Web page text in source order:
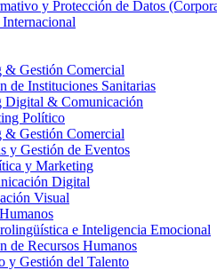
y Protección de Datos
Gestión Comercial
de Instituciones Sanitarias
Digital & Comunicación
Político
Gestión Comercial
y Gestión de Eventos
y Marketing
Digital
Visual
e Inteligencia Emocional
de Recursos Humanos
y Gestión del Talento